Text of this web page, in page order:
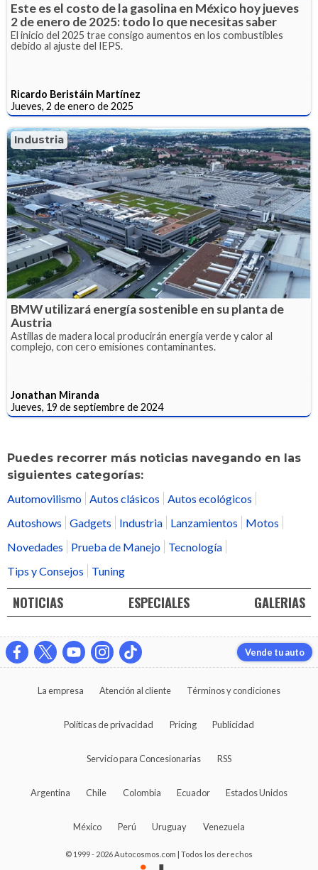
Este es el costo de la gasolina en México hoy jueves
2 de enero de 2025: todo lo que necesitas saber
El inicio del 2025 trae consigo aumentos en los combustibles
debido al ajuste del IEPS.
Ricardo Beristáin Martínez
Jueves, 2 de enero de 2025
Industria
BMW utilizará energía sostenible en su planta de
Austria
Astillas de madera local producirán energía verde y calor al
complejo, con cero emisiones contaminantes.
Jonathan Miranda
Jueves, 19 de septiembre de 2024
Puedes recorrer más noticias navegando en las
siguientes categorías:
Automovilismo Autos clásicos
Autos ecológicos
Autoshows
Gadgets Industria Lanzamientos
Motos
Novedades
Prueba de Manejo
Tecnología
Tips y Consejos
Tuning
NOTICIAS ESPECIALES GALERIAS
Vende tu auto
La empresa Atención al cliente Términos y condiciones
Políticas de privacidad Pricing Publicidad
Servicio para Concesionarias RSS
Argentina Chile Colombia Ecuador Estados Unidos
México Perú Uruguay Venezuela
© 1999 - 2026 Autocosmos.com | Todos los derechos